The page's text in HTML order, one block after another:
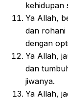
kehidupan
Ya Allah,
dan rohani
dengan
Ya Allah,
dan
jiwanya.
Ya Allah,